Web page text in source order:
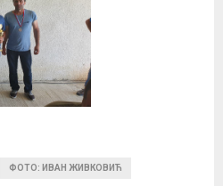
ФОТО: ИВАН ЖИВКОВИЋ